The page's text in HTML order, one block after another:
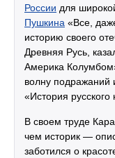
России для
Пушкина «Все,
историю своего
Древняя Русь,
Америка
волну подражаний
«История русского
В своем труде
чем историк —
заботился о